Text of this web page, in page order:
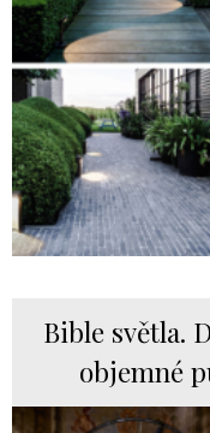
Bible světla.
objemné